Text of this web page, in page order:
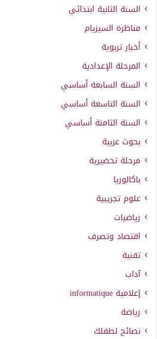
السنة الثانية ابتدائي
مناظرة السيزيام
أخبار تربوية
المرحلة الإعدادية
السنة السابعة أساسي
السنة التاسعة أساسي
السنة الثامنة أساسي
بحوث عربية
مرحلة تحضيرية
باكالوريا
علوم تجريبية
رياضيات
اقتصاد وتصرف
تقنية
آداب
إعلامية informatique
رياضة
نصائح لطفلك